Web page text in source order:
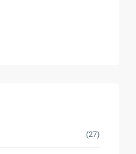
(27)